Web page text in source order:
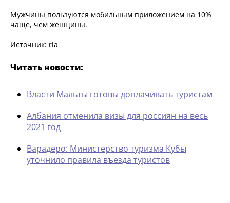
Мужчины пользуются мобильным приложением на 10%
чаще, чем женщины.
Источник: ria
Читать новости:
Власти Мальты готовы доплачивать туристам
Албания отменила визы для россиян на весь
2021 год
Варадеро: Министерство туризма Кубы
уточнило правила въезда туристов